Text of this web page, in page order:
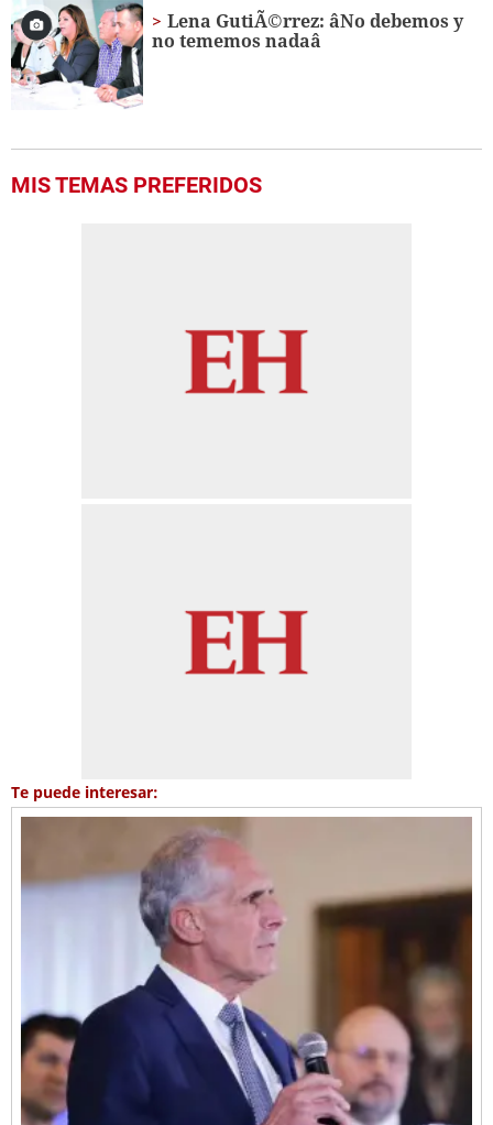
Lena GutiÃ©rrez: âNo debemos y
no tememos nadaâ
MIS TEMAS PREFERIDOS
Te puede interesar: